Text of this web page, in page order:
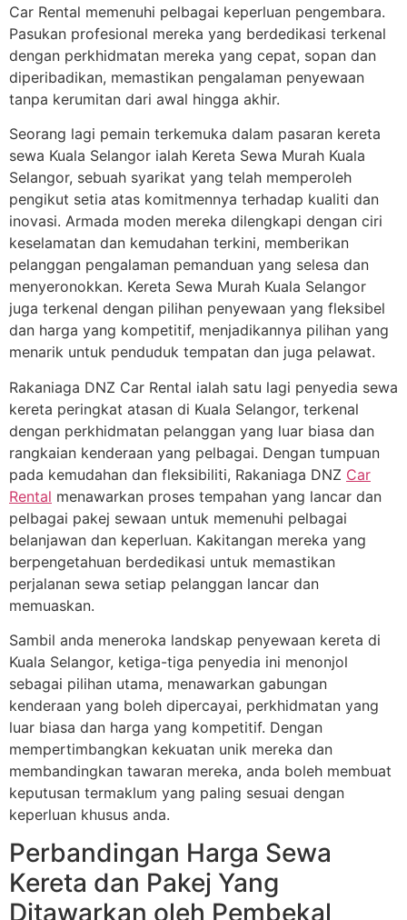
Car Rental memenuhi pelbagai keperluan pengembara.
Pasukan profesional mereka yang berdedikasi terkenal
dengan perkhidmatan mereka yang cepat, sopan dan
diperibadikan, memastikan pengalaman penyewaan
tanpa kerumitan dari awal hingga akhir.
Seorang lagi pemain terkemuka dalam pasaran kereta
sewa Kuala Selangor ialah Kereta Sewa Murah Kuala
Selangor, sebuah syarikat yang telah memperoleh
pengikut setia atas komitmennya terhadap kualiti dan
inovasi. Armada moden mereka dilengkapi dengan ciri
keselamatan dan kemudahan terkini, memberikan
pelanggan pengalaman pemanduan yang selesa dan
menyeronokkan. Kereta Sewa Murah Kuala Selangor
juga terkenal dengan pilihan penyewaan yang fleksibel
dan harga yang kompetitif, menjadikannya pilihan yang
menarik untuk penduduk tempatan dan juga pelawat.
Rakaniaga DNZ Car Rental ialah satu lagi penyedia sewa
kereta peringkat atasan di Kuala Selangor, terkenal
dengan perkhidmatan pelanggan yang luar biasa dan
rangkaian kenderaan yang pelbagai. Dengan tumpuan
pada kemudahan dan fleksibiliti, Rakaniaga DNZ Car
Rental menawarkan proses tempahan yang lancar dan
pelbagai pakej sewaan untuk memenuhi pelbagai
belanjawan dan keperluan. Kakitangan mereka yang
berpengetahuan berdedikasi untuk memastikan
perjalanan sewa setiap pelanggan lancar dan
memuaskan.
Sambil anda meneroka landskap penyewaan kereta di
Kuala Selangor, ketiga-tiga penyedia ini menonjol
sebagai pilihan utama, menawarkan gabungan
kenderaan yang boleh dipercayai, perkhidmatan yang
luar biasa dan harga yang kompetitif. Dengan
mempertimbangkan kekuatan unik mereka dan
membandingkan tawaran mereka, anda boleh membuat
keputusan termaklum yang paling sesuai dengan
keperluan khusus anda.
Perbandingan Harga Sewa
Kereta dan Pakej Yang
Ditawarkan oleh Pembekal